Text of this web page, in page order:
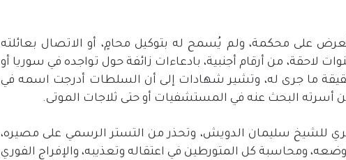
على محكمة، ولم يُسمح له بتوكيل محامٍ، أو الاتصال بعائلته
من أرقام أجنبية، بادعاءات زائفة حول تواجده في سوريا أو
ما جرى له، وتشير شهادات إلى أن السلطات أدرجت اسمه في
أسرته البحث عنه في المستشفيات أو حتى ثلاجات الموتى.
للشيخ سليمان الدويش، وتحذر من التستر الرسمي على مصيره،
ومحاسبة كل المتورطين في اعتقاله وتعذيبه، والإفراج الفوري